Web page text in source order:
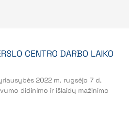
CENTRO DARBO LAIKO
2022 m. rugsėjo 7 d.
didinimo ir išlaidų mažinimo